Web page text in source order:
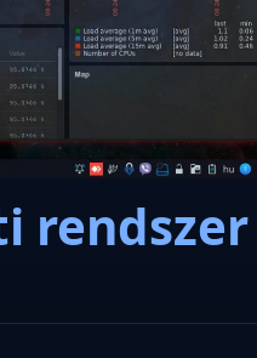
rendszer
Microsoft